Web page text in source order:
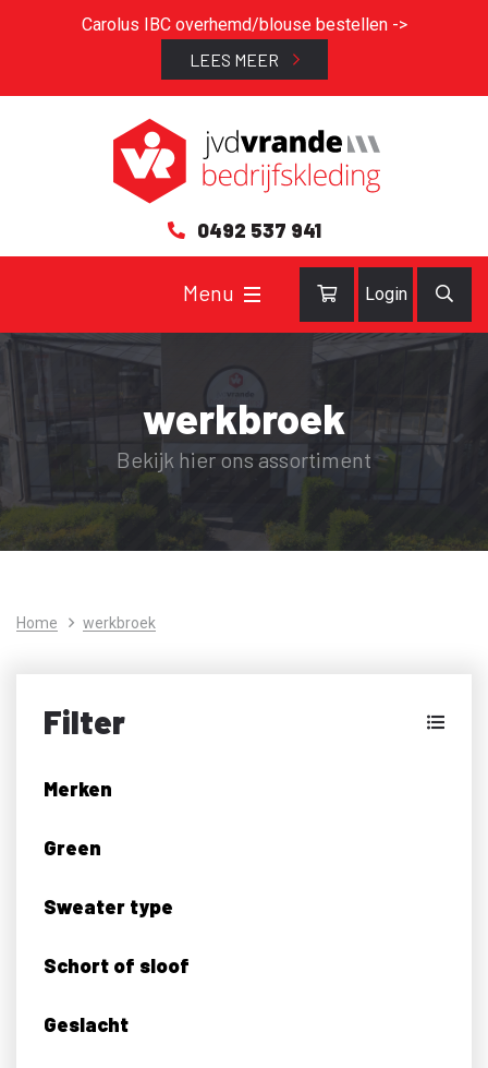
Carolus IBC overhemd/blouse bestellen ->
LEES MEER
0492 537 941
Login
werkbroek
Bekijk hier ons assortiment
Home werkbroek
Filter
Merken
Green
Sweater type
Schort of sloof
Geslacht